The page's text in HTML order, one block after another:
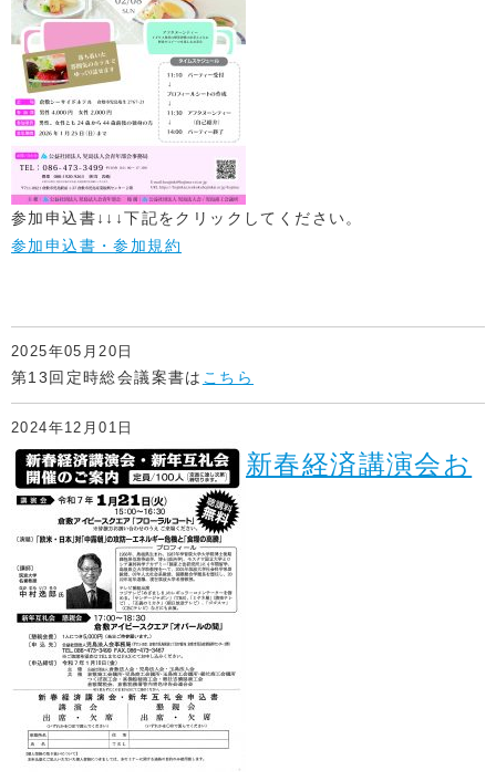
参加申込書↓↓↓下記をクリックしてください。
参加申込書・参加規約
2025年05月20日
第13回定時総会議案書は こちら
2024年12月01日
新春経済講演会お